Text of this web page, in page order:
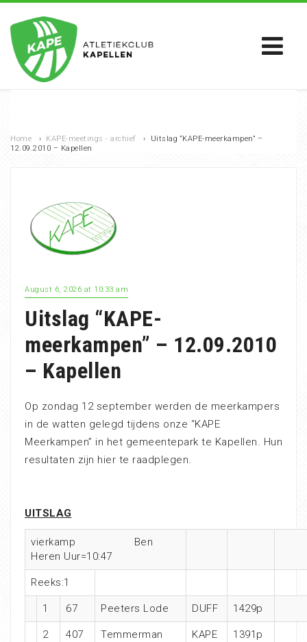
Home › KAPE-meetings - archief ›
Uitslag “KAPE-meerkampen” –
12.09.2010 – Kapellen
August 6, 2026 at 10:33 am
Uitslag “KAPE-
meerkampen” – 12.09.2010
– Kapellen
Op zondag 12 september werden de meerkampers
in de watten gelegd tijdens onze “KAPE
Meerkampen” in het gemeentepark te Kapellen. Hun
resultaten zijn hier te raadplegen.
UITSLAG
vierkamp Ben
Heren Uur=10:47
Reeks:1
1 67 Peeters Lode DUFF 1429p
2 407
Temmerman
KAPE 1391p